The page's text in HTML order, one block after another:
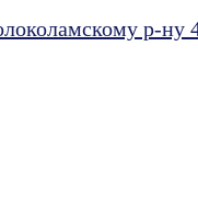
р-ну